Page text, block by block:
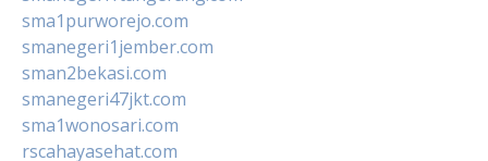
sma1purworejo.com
smanegeri1jember.com
sman2bekasi.com
smanegeri47jkt.com
sma1wonosari.com
rscahayasehat.com